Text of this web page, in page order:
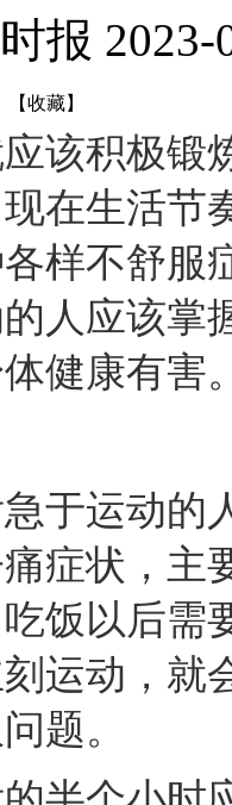
报 2023-
【收藏】
该积极锻
在生活节
样不舒服
人应该掌
健康有害
运动的
症状，主
饭以后
运动，就
题。